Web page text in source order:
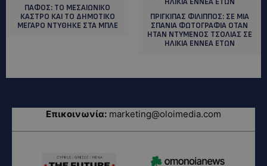
ΠΑΦΟΣ: ΤΟ ΜΕΣΑΙΩΝΙΚΟ
ΚΑΣΤΡΟ ΚΑΙ ΤΟ ΔΗΜΟΤΙΚΟ
ΜΕΓΑΡΟ NTYΘΗΚΕ ΣΤΑ ΜΠΛΕ
ΠΡΙΓΚΙΠΑΣ ΦΙΛΙΠΠΟΣ: ΣΕ ΜΙΑ
ΣΠΑΝΙΑ ΦΩΤΟΓΡΑΦΙΑ ΟΤΑΝ
ΗΤΑΝ ΝΤΥΜΕΝΟΣ ΤΣΟΛΙΑΣ ΣΕ
ΗΛΙΚΙΑ ΕΝΝΕΑ ΕΤΩΝ
Επικοινωνία: marketing@oloimedia.com